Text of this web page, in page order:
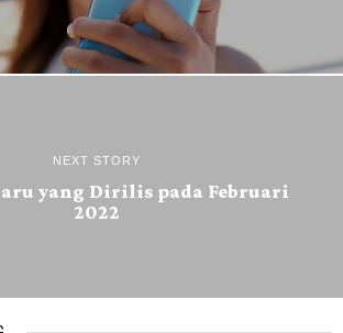
NEXT STORY
yang Dirilis pada Februari
2022